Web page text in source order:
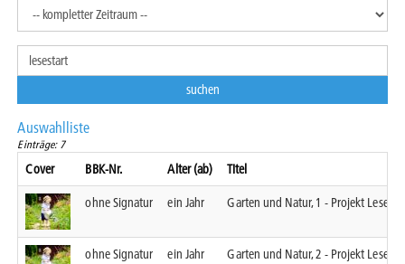
Auswahlliste
Einträge: 7
Cover BBK-Nr. Alter (ab) Titel
ohne Signatur ein Jahr Garten und Natur, 1 - Projekt
ohne Signatur ein Jahr Garten und Natur, 2 - Projekt